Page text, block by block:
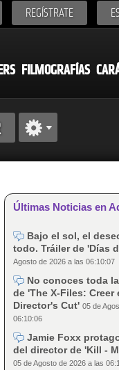
REGÍSTRATE
FILMOGRAFÍAS
Últimas Noticias en
Bajo el sol, el
todo. Tráiler de 'Días
Agosto de 2026 a las 06:10:07
No conoces toda
de 'The X-Files: Creer
Director's Cut' 05 de
06:10:06
Jamie Foxx
del director de 'Kill -
05 de Agosto de 2026 a las